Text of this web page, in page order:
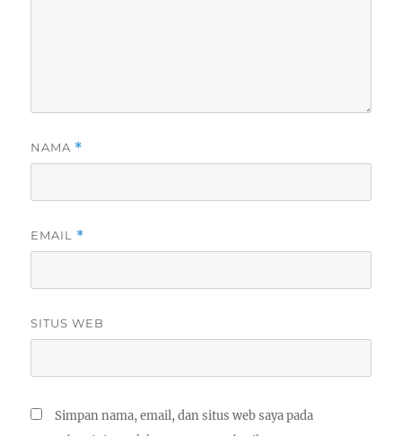
NAMA *
EMAIL *
SITUS WEB
Simpan nama, email, dan situs web saya pada